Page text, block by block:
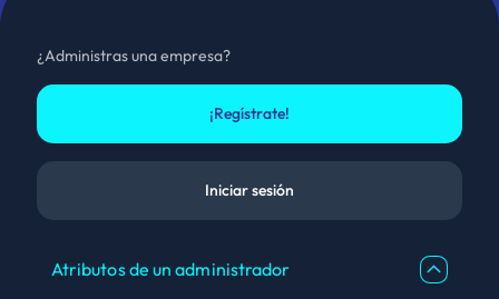
¿Administras una empresa?
¡Regístrate!
Iniciar sesión
Atributos de un administrador